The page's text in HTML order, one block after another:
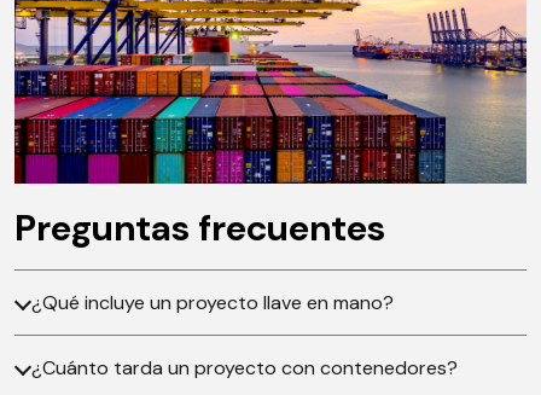
Preguntas frecuentes
¿Qué incluye un proyecto llave en mano?
¿Cuánto tarda un proyecto con contenedores?